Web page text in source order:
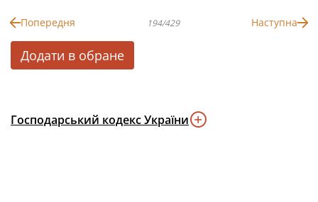
Попередня 194/429 Наступна
Додати в обране
Господарський кодекс України